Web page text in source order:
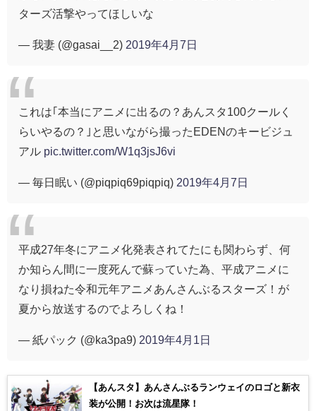
ターズ活撃やってほしいな
— 我妻 (@gasai__2) 2019年4月7日
これは｢本当にアニメに出るの？あんスタ100クールく
らいやるの？｣と思いながら撮ったEDENのキービジュ
アル pic.twitter.com/W1q3jsJ6vi
— 毎日眠い (@piqpiq69piqpiq) 2019年4月7日
平成27年冬にアニメ化発表されてたにも関わらず、何
か知らん間に一度死んで蘇っていた為、平成アニメに
なり損ねた令和元年アニメあんさんぶるスターズ！が
夏から放送するのでよろしくね！
— 紙パック (@ka3pa9) 2019年4月1日
【あんスタ】あんさんぶるランウェイのロゴと新衣
装が公開！お次は流星隊！